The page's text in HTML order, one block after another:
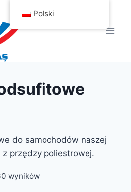
do samochodów naszej
przędzy poliestrowej.
wyników
Polski